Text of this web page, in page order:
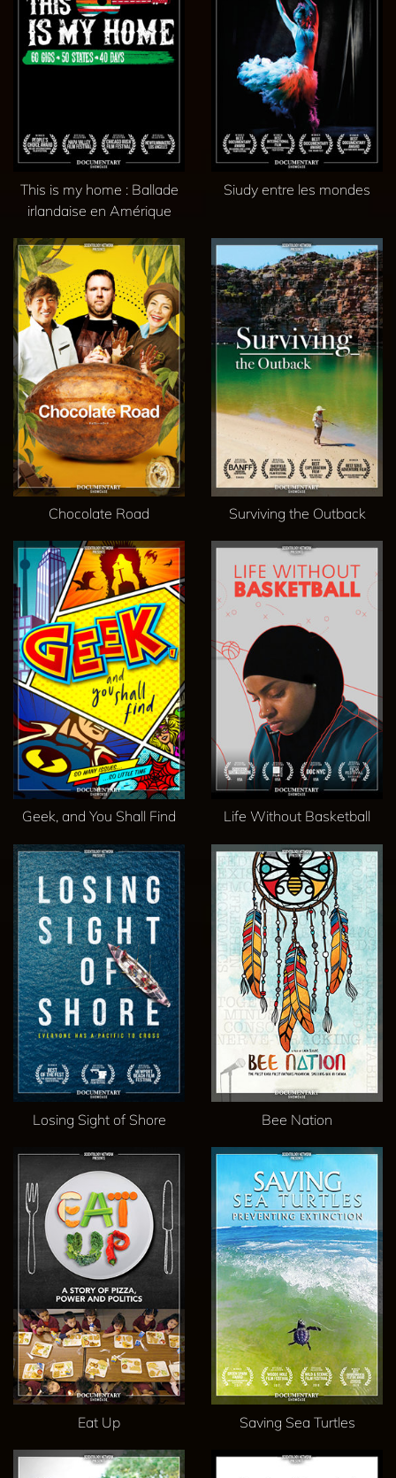
This is my home : Ballade
irlandaise en Amérique
Siudy entre les mondes
Chocolate Road Surviving the Outback
Geek, and You Shall Find Life Without Basketball
Losing Sight of Shore Bee Nation
Eat Up Saving Sea Turtles